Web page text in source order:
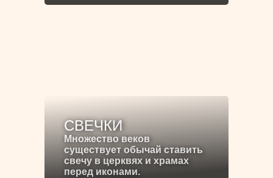
СВЕЧКИ
Множество веков
существует обычай ставить
свечу в церквях и храмах
перед иконами.